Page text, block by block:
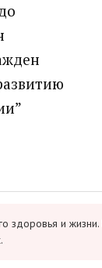
здоровья и